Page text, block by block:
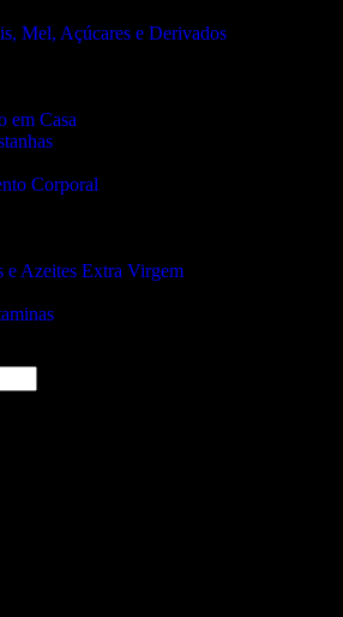
Mel, Açúcares e Derivados
em Casa
Corporal
e Azeites Extra Virgem